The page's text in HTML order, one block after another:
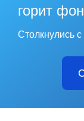
горит
Столкнулись